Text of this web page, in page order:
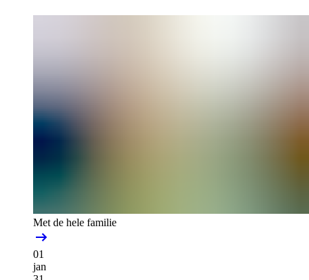
Met de hele familie
01
jan